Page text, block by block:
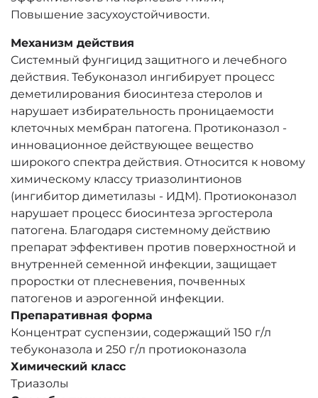
Повышение засухоустойчивости.
Механизм действия
Системный фунгицид защитного и лечебного
действия. Тебуконазол ингибирует процесс
деметилирования биосинтеза стеролов и
нарушает избирательность проницаемости
клеточных мембран патогена. Протиконазол -
инновационное действующее вещество
широкого спектра действия. Относится к новому
химическому классу триазолинтионов
(ингибитор диметилазы - ИДМ). Протиоконазол
нарушает процесс биосинтеза эргостерола
патогена. Благодаря системному действию
препарат эффективен против поверхностной и
внутренней семенной инфекции, защищает
проростки от плесневения, почвенных
патогенов и аэрогенной инфекции.
Препаративная форма
Концентрат суспензии, содержащий 150 г/л
тебуконазола и 250 г/л протиоконазола
Химический класс
Триазолы